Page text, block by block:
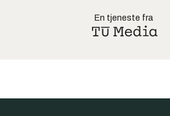
En tjeneste fra